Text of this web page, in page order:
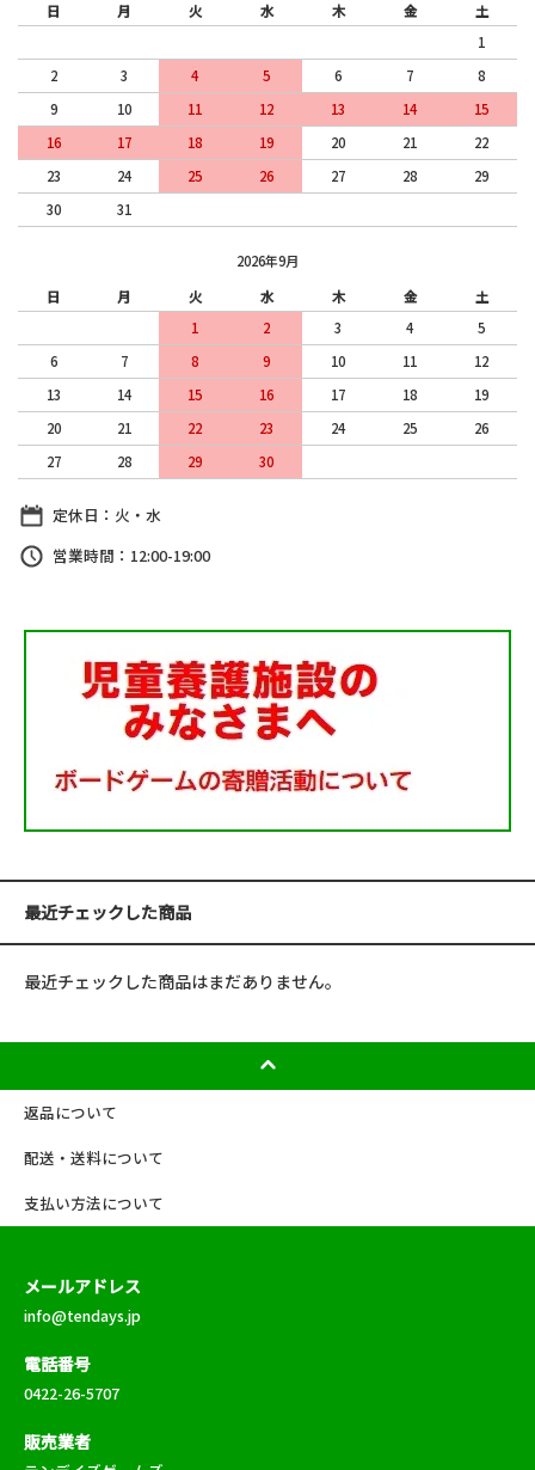
日
月 火 水 木 金
土
1
2
3 4 5 6 7
8
9
10 11 12 13 14
15
16
17 18 19 20 21
22
23
24 25 26 27 28
29
30
31
2026年9月
日
月 火 水 木 金
土
1
2 3 4
5
6
7 8 9 10 11
12
13
14 15 16 17 18
19
20
21 22 23 24 25
26
27
28 29 30
定休日：火・水
営業時間：12:00-19:00
最近チェックした商品
最近チェックした商品はまだありません。
返品について
配送・送料について
支払い方法について
メールアドレス
info@tendays.jp
電話番号
0422-26-5707
販売業者